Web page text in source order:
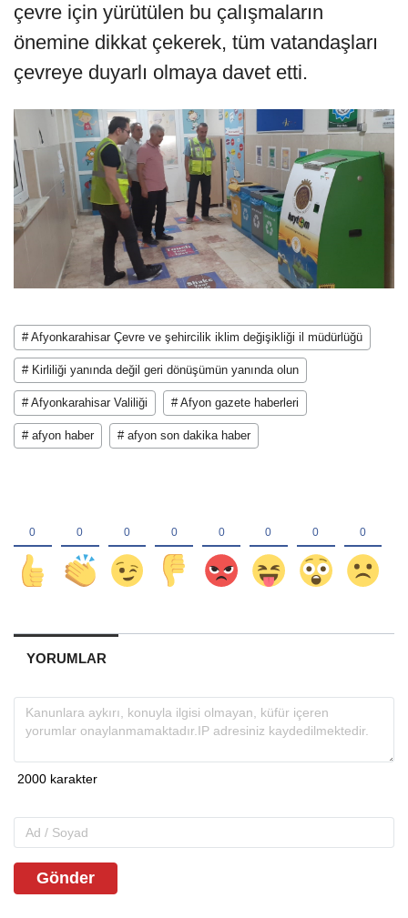
çevre için yürütülen bu çalışmaların
önemine dikkat çekerek, tüm vatandaşları
çevreye duyarlı olmaya davet etti.
# Afyonkarahisar Çevre ve şehircilik iklim değişikliği il müdürlüğü
# Kirliliği yanında değil geri dönüşümün yanında olun
# Afyonkarahisar Valiliği # Afyon gazete haberleri
# afyon haber # afyon son dakika haber
YORUMLAR
Gönder